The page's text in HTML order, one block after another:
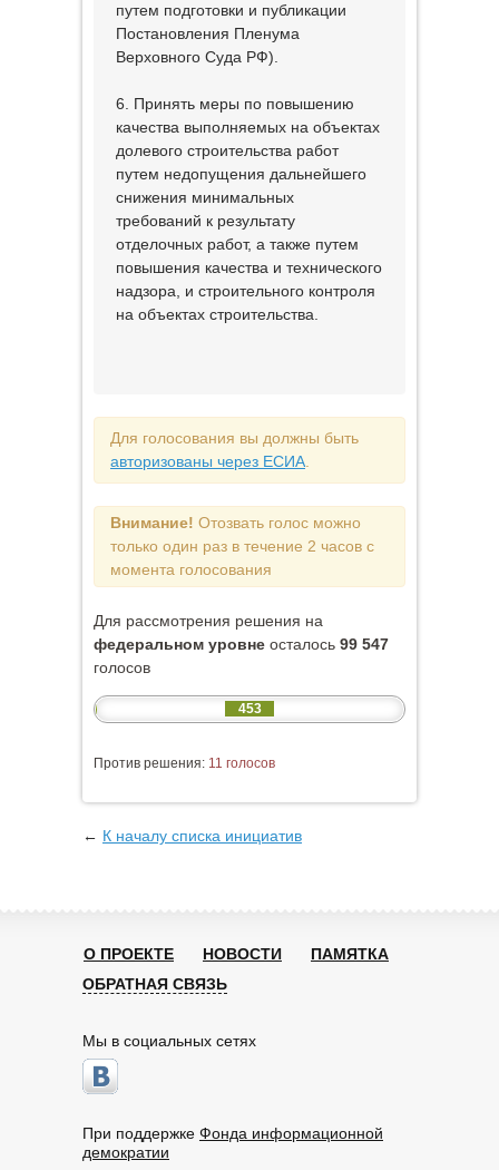
путем подготовки и публикации
Постановления Пленума
Верховного Суда РФ).
6. Принять меры по повышению
качества выполняемых на объектах
долевого строительства работ
путем недопущения дальнейшего
снижения минимальных
требований к результату
отделочных работ, а также путем
повышения качества и технического
надзора, и строительного контроля
на объектах строительства.
Для голосования вы должны быть
авторизованы через ЕСИА
Внимание! Отозвать голос можно
только один раз в течение 2 часов с
момента голосования
Для рассмотрения решения на
федеральном уровне осталось 99 547
голосов
453
Против решения: 11 голосов
← К началу списка инициатив
О ПРОЕКТЕ НОВОСТИ
ПАМЯТКА
ОБРАТНАЯ СВЯЗЬ
Мы в социальных сетях
При поддержке Фонда информационной
демократии